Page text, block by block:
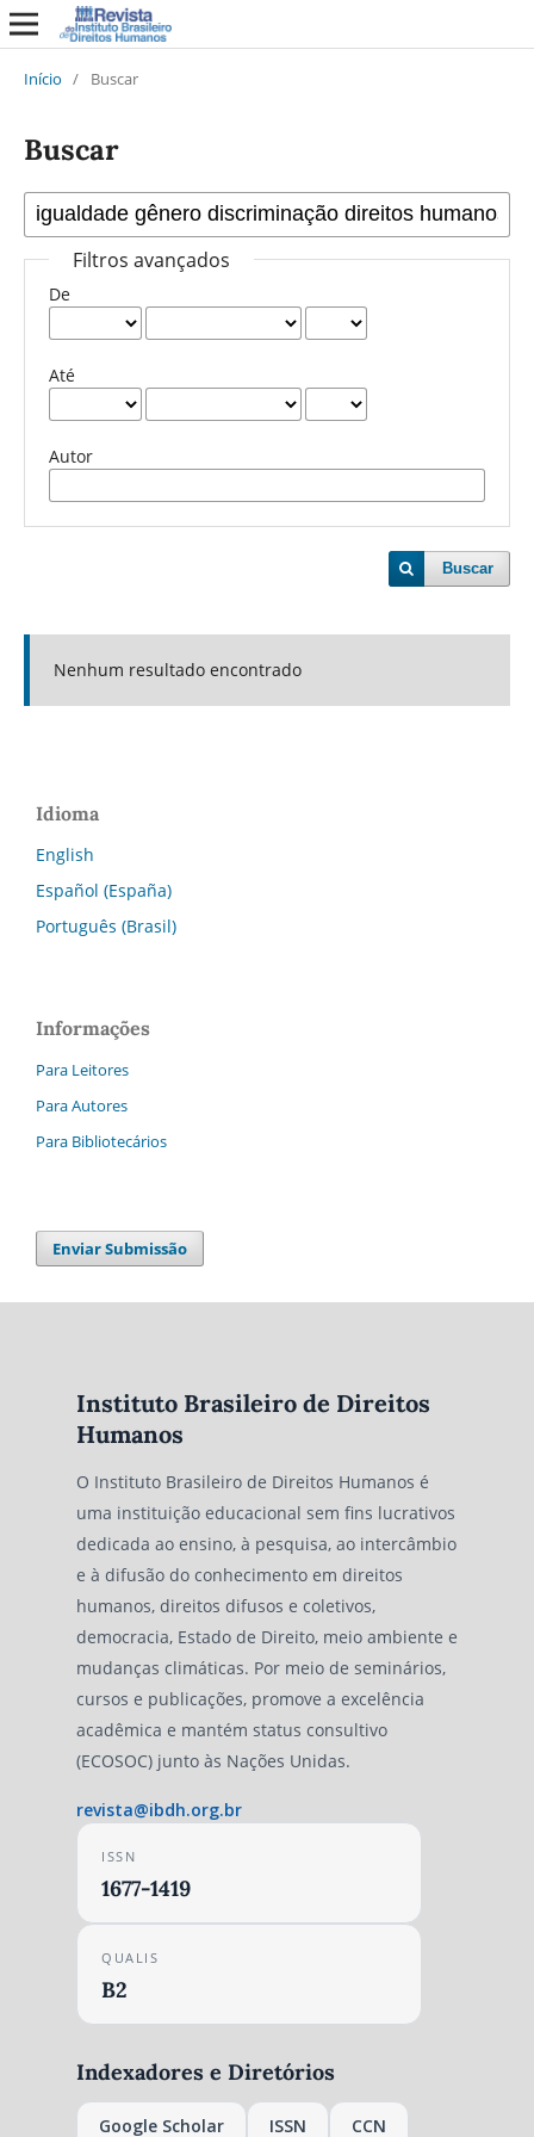
Início / Buscar
Buscar
Filtros avançados
De
Até
Autor
Buscar
Nenhum resultado encontrado
Idioma
English
Español (España)
Português (Brasil)
Informações
Para Leitores
Para Autores
Para Bibliotecários
Enviar Submissão
Instituto Brasileiro de Direitos
Humanos
O Instituto Brasileiro de Direitos Humanos é
uma instituição educacional sem fins lucrativos
dedicada ao ensino, à pesquisa, ao intercâmbio
e à difusão do conhecimento em direitos
humanos, direitos difusos e coletivos,
democracia, Estado de Direito, meio ambiente e
mudanças climáticas. Por meio de seminários,
cursos e publicações, promove a excelência
acadêmica e mantém status consultivo
(ECOSOC) junto às Nações Unidas.
revista@ibdh.org.br
ISSN
1677-1419
QUALIS
B2
Indexadores e Diretórios
Google Scholar ISSN CCN